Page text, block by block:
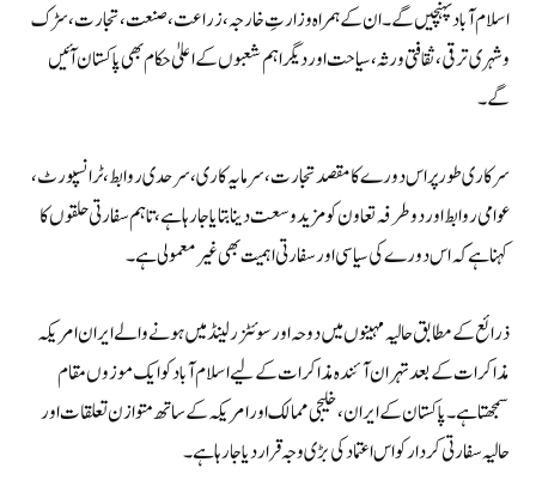
اسلام آباد پہنچیں گے۔ ان کے ہمراہ وزارتِ خارجہ، زراعت، صنعت، تجارت، سڑک
و شہری ترقی، ثقافتی ورثہ، سیاحت اور دیگر اہم شعبوں کے اعلیٰ حکام بھی پاکستان آئیں
گے۔
سرکاری طور پر اس دورے کا مقصد تجارت، سرمایہ کاری، سرحدی روابط، ٹرانسپورٹ،
عوامی روابط اور دوطرفہ تعاون کو مزید وسعت دینا بتایا جا رہا ہے، تاہم سفارتی حلقوں کا
کہنا ہے کہ اس دورے کی سیاسی اور سفارتی اہمیت بھی غیر معمولی ہے۔
ذرائع کے مطابق حالیہ مہینوں میں دوحہ اور سوئٹزرلینڈ میں ہونے والے ایران امریکہ
مذاکرات کے بعد تہران آئندہ مذاکرات کے لیے اسلام آباد کو ایک موزوں مقام
سمجھتا ہے۔ پاکستان کے ایران، خلیجی ممالک اور امریکہ کے ساتھ متوازن تعلقات اور
حالیہ سفارتی کردار کو اس اعتماد کی بڑی وجہ قرار دیا جا رہا ہے۔